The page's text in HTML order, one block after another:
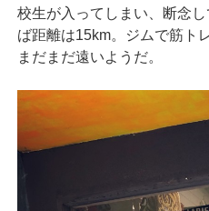
校生が入ってしまい、断念
ば距離は15km。ジムで筋ト
まだまだ遠いようだ。